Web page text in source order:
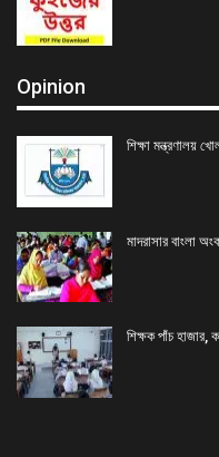
Opinion
শিক্ষা মন্ত্রণালয়
মাদরাসার বাংলা
শিক্ষক পাঁচ হাজার,